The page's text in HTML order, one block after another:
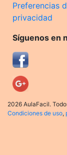
Preferencias
privacidad
Síguenos en
2026 AulaFacil.
Condiciones de uso,